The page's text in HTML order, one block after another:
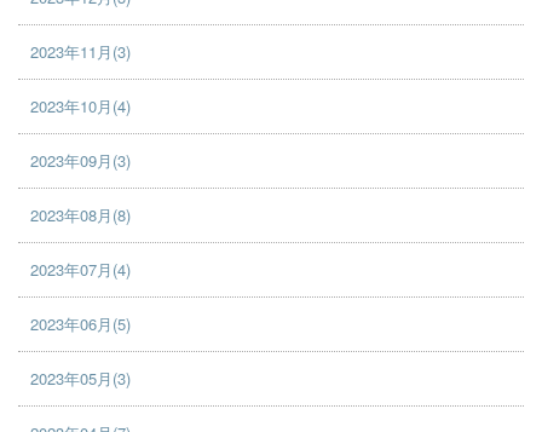
2023年11月(3)
2023年10月(4)
2023年09月(3)
2023年08月(8)
2023年07月(4)
2023年06月(5)
2023年05月(3)